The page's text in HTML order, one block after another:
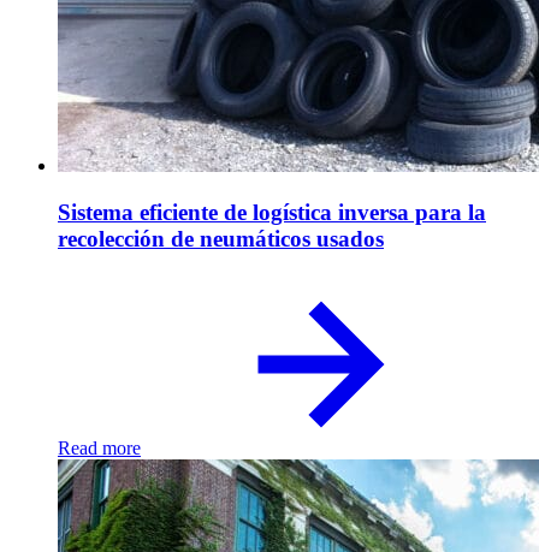
Sistema eficiente de logística inversa para la
recolección de neumáticos usados
Read more